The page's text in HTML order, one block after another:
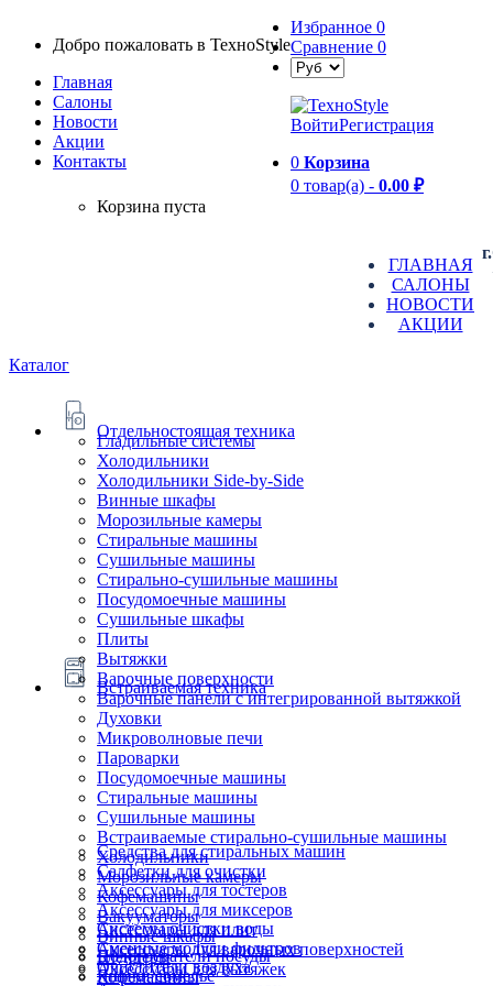
Добро пожаловать в TexноStyle
Главная
Салоны
Новости
Aкции
Контакты
Избранное 0
Сравнение 0
ВойтиРегистрация
0 Корзина
0 товар(а) - 0.00 ₽
Корзина пуста
ГЛАВНАЯ
САЛОНЫ
НОВОСТИ
АКЦИИ
Каталог
Отдельностоящая техника
Гладильные системы
Холодильники
Холодильники Side-by-Side
Винные шкафы
Морозильные камеры
Стиральные машины
Сушильные машины
Стирально-сушильные машины
Посудомоечные машины
Сушильные шкафы
Плиты
Встраиваемая техника
Вытяжки
Варочные поверхности
Варочные панели с интегрированной вытяжкой
Духовки
Микроволновые печи
Пароварки
Посудомоечные машины
Стиральные машины
Сушильные машины
Встраиваемые стирально-сушильные машины
Холодильники
Морозильные камеры
Кофемашины
Вакууматоры
Винные шкафы
Подогреватели посуды
Ящики сомелье
Блендеры
Кофемашины
Очистители воздуха
Системы очистки воды
Сменные модули фильтров
Аксессуары для тостеров
Аксессуары для миксеров
Аксессуары для плит
Аксессуары для варочных поверхностей
Аксессуары для вытяжек
Средства для стиральных машин
Салфетки для очистки